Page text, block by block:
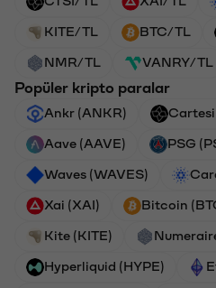
KITE/TL BTC/TL
NMR/TL VANRY/TL
Popüler kripto paralar
Ankr (ANKR) Cartesi
Aave (AAVE) PSG
Waves (WAVES)
Xai (XAI) Bitcoin
Kite (KITE)
Hyperliquid (HYPE)